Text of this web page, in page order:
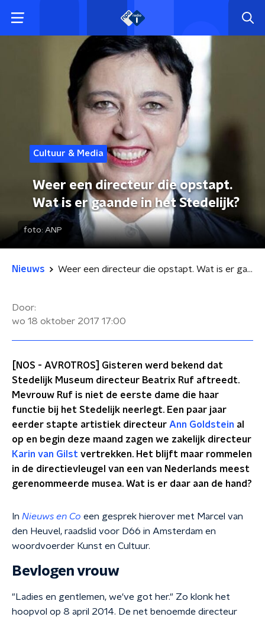
Cultuur & Media
Weer een directeur die opstapt.
Wat is er gaande in het Stedelijk?
foto: ANP
Nieuws Weer een directeur die opstapt. Wat is er gaande in het Stedelijk?
Door:
wo 18 oktober 2017 17:00
[NOS - AVROTROS] Gisteren werd bekend dat
Stedelijk Museum directeur Beatrix Ruf aftreedt.
Mevrouw Ruf is niet de eerste dame die haar
functie bij het Stedelijk neerlegt. Een paar jaar
eerder stapte artistiek directeur Ann Goldstein al
op en begin deze maand zagen we zakelijk directeur
Karin van Gilst vertrekken. Het blijft maar rommelen
in de directievleugel van een van Nederlands meest
gerenommeerde musea. Wat is er daar aan de hand?
In Nieuws en Co een gesprek hierover met Marcel van
den Heuvel, raadslid voor D66 in Amsterdam en
woordvoerder Kunst en Cultuur.
Bevlogen vrouw
"Ladies en gentlemen, we've got her." Zo klonk het
hoopvol op 8 april 2014. De net benoemde directeur